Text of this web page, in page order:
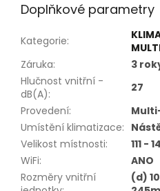
Doplňkové parametry
Kategorie:
Záruka:
3
Hlučnost vnitřní -
dB(A):
27
Provedení:
Umístění klimatizace:
Velikost místnosti:
111 -
WiFi:
ANO
Rozměry vnitřní
(d)